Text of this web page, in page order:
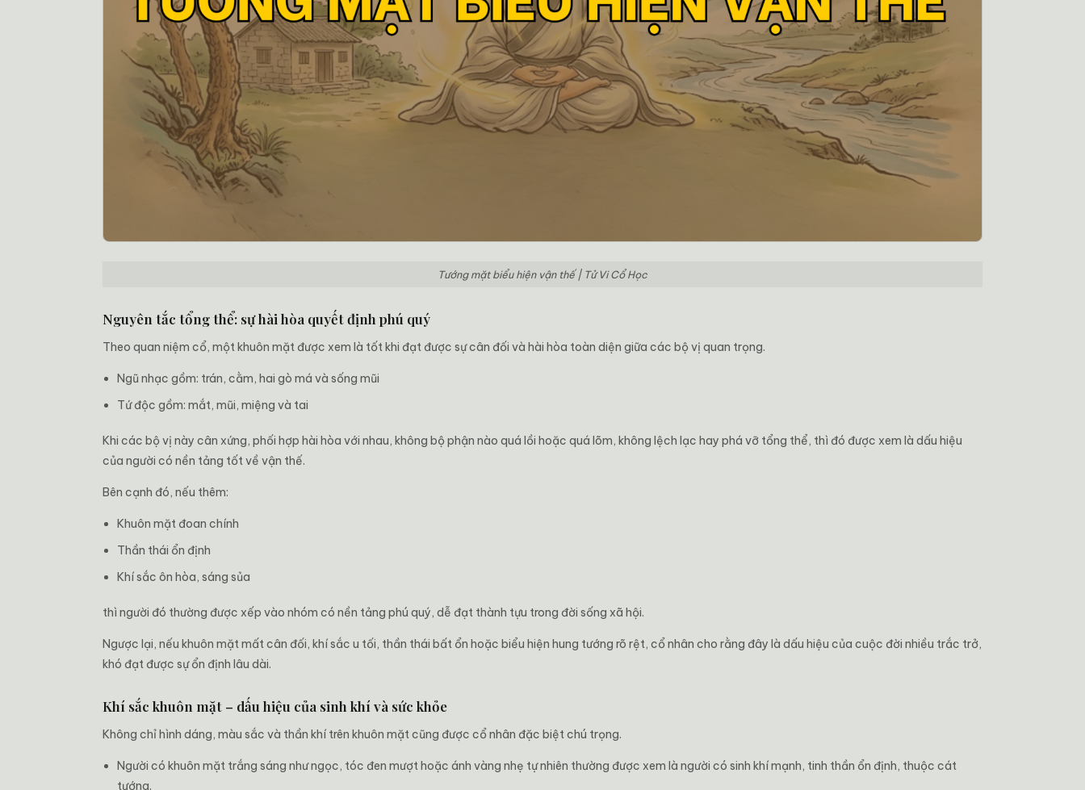
Tướng mặt biểu hiện vận thế | Tử Vi Cổ Học
Nguyên tắc tổng thể: sự hài hòa quyết định phú quý
Theo quan niệm cổ, một khuôn mặt được xem là tốt khi đạt được sự cân đối và hài hòa toàn diện giữa các bộ vị quan trọng.
Ngũ nhạc gồm: trán, cằm, hai gò má và sống mũi
Tứ độc gồm: mắt, mũi, miệng và tai
Khi các bộ vị này cân xứng, phối hợp hài hòa với nhau, không bộ phận nào quá lồi hoặc quá lõm, không lệch lạc hay phá vỡ tổng thể, thì đó được xem là dấu hiệu
của người có nền tảng tốt về vận thế.
Bên cạnh đó, nếu thêm:
Khuôn mặt đoan chính
Thần thái ổn định
Khí sắc ôn hòa, sáng sủa
thì người đó thường được xếp vào nhóm có nền tảng phú quý, dễ đạt thành tựu trong đời sống xã hội.
Ngược lại, nếu khuôn mặt mất cân đối, khí sắc u tối, thần thái bất ổn hoặc biểu hiện hung tướng rõ rệt, cổ nhân cho rằng đây là dấu hiệu của cuộc đời nhiều trắc trở,
khó đạt được sự ổn định lâu dài.
Khí sắc khuôn mặt – dấu hiệu của sinh khí và sức khỏe
Không chỉ hình dáng, màu sắc và thần khí trên khuôn mặt cũng được cổ nhân đặc biệt chú trọng.
Người có khuôn mặt trắng sáng như ngọc, tóc đen mượt hoặc ánh vàng nhẹ tự nhiên thường được xem là người có sinh khí mạnh, tinh thần ổn định, thuộc cát
tướng.